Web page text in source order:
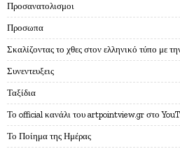
Προσανατολισμοι
Προσωπα
Σκαλίζοντας το χθες στον ελληνικό τύπο με
Συνεντευξεις
Ταξίδια
Το official κανάλι του artpointview.gr στο
Το Ποίημα της Ημέρας